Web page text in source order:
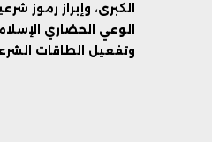
الكبرى، وإبراز
الوعي الحضاري
وتفعيل الطاقات